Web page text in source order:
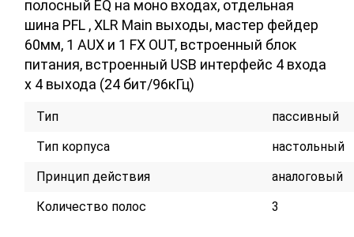
полосный EQ на моно входах, отдельная
шина PFL , XLR Main выходы, мастер фейдер
60мм, 1 AUX и 1 FX OUT, встроенный блок
питания, встроенный USB интерфейс 4 входа
х 4 выхода (24 бит/96кГц)
Тип
пассивный
Тип корпуса
настольный
Принцип действия
аналоговый
Количество полос
3